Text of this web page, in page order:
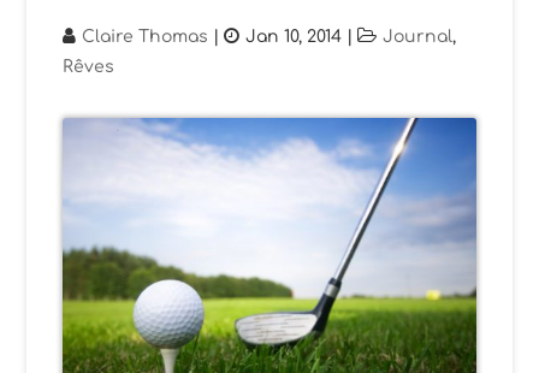
Claire Thomas | Jan 10, 2014 | Journal,
Rêves